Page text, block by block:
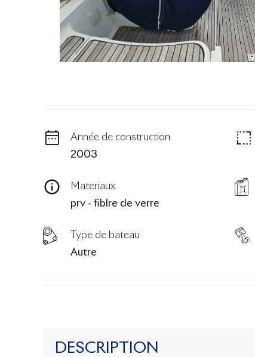
Année de construction
2003
Materiaux
prv - fiblre de verre
Type de bateau
Autre
DESCRIPTION